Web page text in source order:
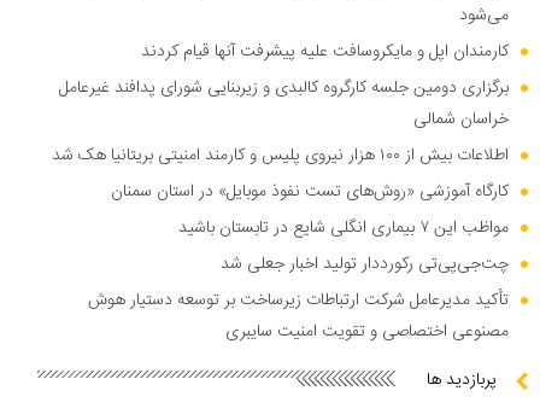
می‌شود
کارمندان اپل و مایکروسافت علیه پیشرفت آنها قیام کردند
برگزاری دومین جلسه کارگروه کالبدی و زیربنایی شورای پدافند غیرعامل
خراسان شمالی
اطلاعات بیش از ۱۰۰ هزار نیروی پلیس و کارمند امنیتی بریتانیا هک شد
کارگاه آموزشی «روش‌های تست نفوذ موبایل» در استان سمنان
مواظب این ۷ بیماری انگلی شایع در تابستان باشید
چت‌جی‌پی‌تی رکورددار تولید اخبار جعلی شد
تأکید مدیرعامل شرکت ارتباطات زیرساخت بر توسعه دستیار هوش
مصنوعی اختصاصی و تقویت امنیت سایبری
پربازدید ها